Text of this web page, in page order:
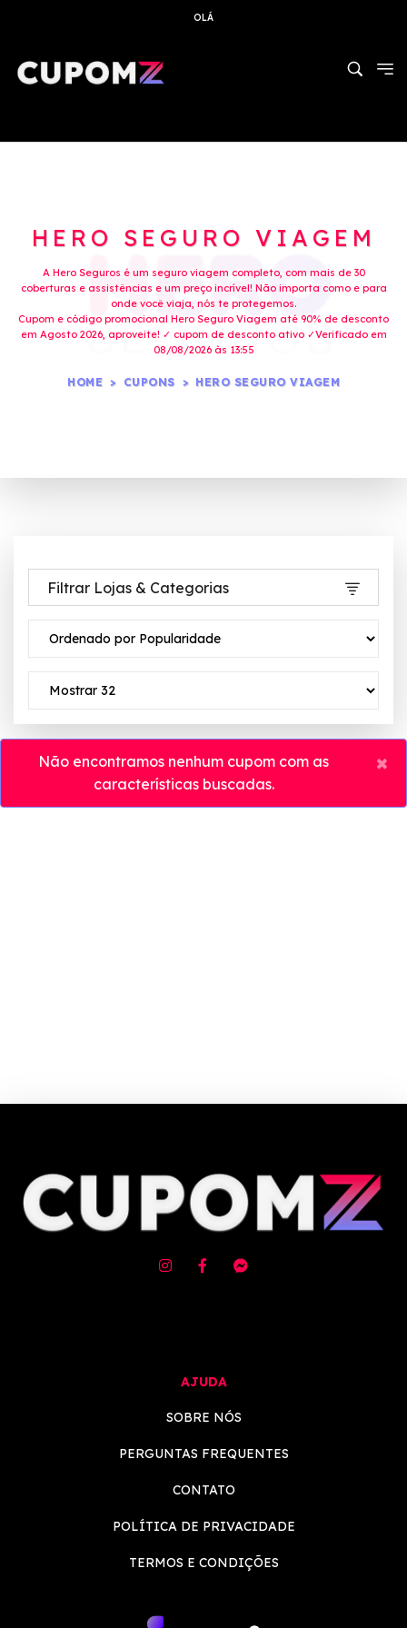
OLÁ
HERO SEGURO VIAGEM
A Hero Seguros é um seguro viagem completo, com mais de 30
coberturas e assistências e um preço incrível! Não importa como e para
onde você viaja, nós te protegemos.
Cupom e código promocional Hero Seguro Viagem até 90% de desconto
em Agosto 2026, aproveite! ✓ cupom de desconto ativo ✓Verificado em
08/08/2026 às 13:55
HOME CUPONS HERO SEGURO VIAGEM
Filtrar Lojas & Categorias
Não encontramos nenhum cupom com as
características buscadas.
×
AJUDA
SOBRE NÓS
PERGUNTAS FREQUENTES
CONTATO
POLÍTICA DE PRIVACIDADE
TERMOS E CONDIÇÕES